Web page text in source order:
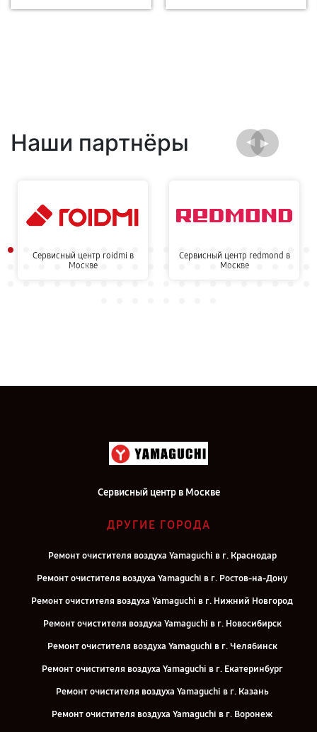
Наши партнёры
Сервисный центр roidmi в
Москве
Сервисный центр redmond в
Москве
Сервисный центр в Москве
ДРУГИЕ ГОРОДА
Ремонт очистителя воздуха Yamaguchi в г. Краснодар
Ремонт очистителя воздуха Yamaguchi в г. Ростов-на-Дону
Ремонт очистителя воздуха Yamaguchi в г. Нижний Новгород
Ремонт очистителя воздуха Yamaguchi в г. Новосибирск
Ремонт очистителя воздуха Yamaguchi в г. Челябинск
Ремонт очистителя воздуха Yamaguchi в г. Екатеринбург
Ремонт очистителя воздуха Yamaguchi в г. Казань
Ремонт очистителя воздуха Yamaguchi в г. Воронеж